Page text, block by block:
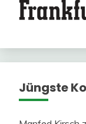
Jüngste